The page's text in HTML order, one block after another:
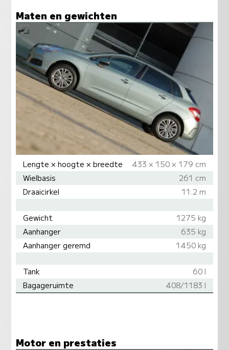
Maten en gewichten
Lengte × hoogte × breedte
433 × 150 × 179 cm
Wielbasis
261 cm
Draaicirkel
11.2 m
Gewicht
1275 kg
Aanhanger
635 kg
Aanhanger geremd
1450 kg
Tank
60 l
Bagageruimte
408/1183 l
Motor en prestaties